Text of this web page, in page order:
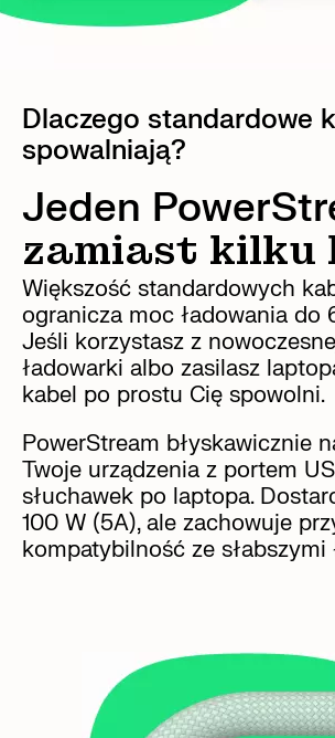
Dlaczego standardowe
spowalniają?
Jeden
zamiast kilku
Większość standardowych
ogranicza moc ładowania do
Jeśli korzystasz z
ładowarki albo zasilasz
kabel po prostu Cię spowolni.
PowerStream błyskawicznie
Twoje urządzenia z portem
słuchawek po laptopa.
100 W (5A), ale zachowuje
kompatybilność ze słabszymi